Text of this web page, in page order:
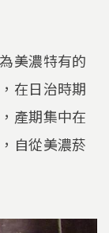
美濃特有的
在日治時期
產期集中在
自從美濃菸